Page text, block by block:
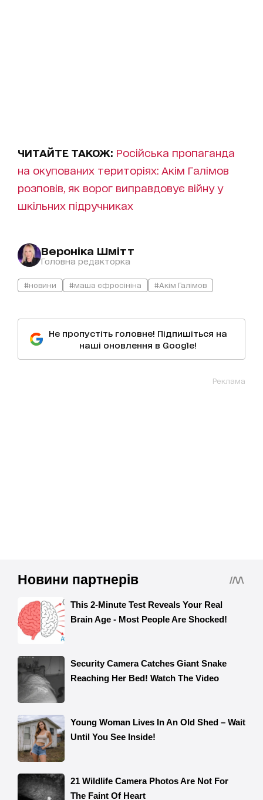
ЧИТАЙТЕ ТАКОЖ: Російська пропаганда
на окупованих територіях: Акім Галімов
розповів, як ворог виправдовує війну у
шкільних підручниках
Вероніка Шмітт
Головна редакторка
#новини #маша єфросініна #Акім Галімов
Не пропустіть головне! Підпишіться на
наші оновлення в Google!
Реклама